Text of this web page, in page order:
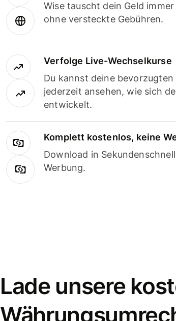
Wise tauscht dein Geld immer
ohne versteckte Gebühren.
Verfolge Live-Wechselkurse
Du kannst deine
jederzeit ansehen, wie sich
entwickelt.
Komplett kostenlos, keine
Download in
Werbung.
Lade unsere